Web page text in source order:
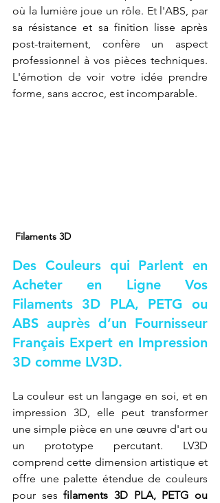
où la lumière joue un rôle. Et l'ABS, par
sa résistance et sa finition lisse après
post-traitement, confère un aspect
professionnel à vos pièces techniques.
L'émotion de voir votre idée prendre
forme, sans accroc, est incomparable.
Filaments 3D
Des Couleurs qui Parlent en
Acheter en Ligne Vos
Filaments 3D PLA, PETG ou
ABS auprès d’un Fournisseur
Français Expert en Impression
3D comme LV3D.
La couleur est un langage en soi, et en
impression 3D, elle peut transformer
une simple pièce en une œuvre d'art ou
un prototype percutant. LV3D
comprend cette dimension artistique et
offre une palette étendue de couleurs
pour ses filaments 3D PLA, PETG ou